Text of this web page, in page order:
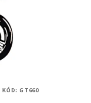
KÓD: GT660